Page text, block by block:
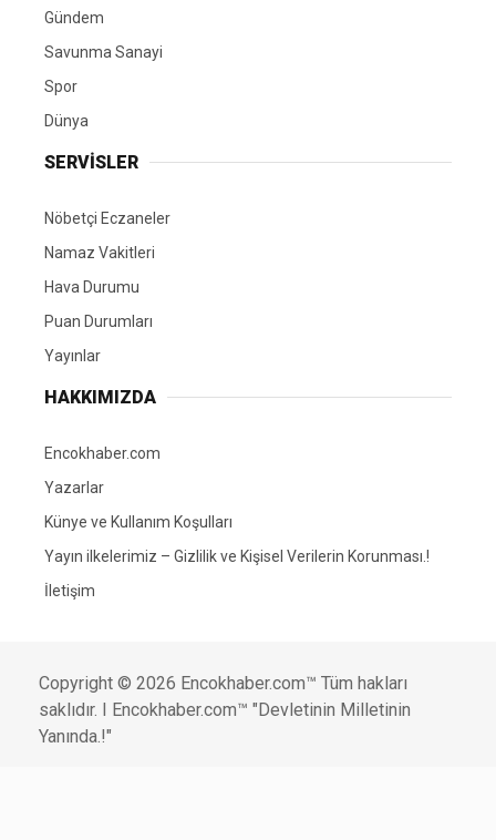
Gündem
Savunma Sanayi
Spor
Dünya
SERVİSLER
Nöbetçi Eczaneler
Namaz Vakitleri
Hava Durumu
Puan Durumları
Yayınlar
HAKKIMIZDA
Encokhaber.com
Yazarlar
Künye ve Kullanım Koşulları
Yayın ilkelerimiz – Gizlilik ve Kişisel Verilerin Korunması.!
İletişim
Copyright © 2026 Encokhaber.com™ Tüm hakları
saklıdır. I Encokhaber.com™ "Devletinin Milletinin
Yanında.!"